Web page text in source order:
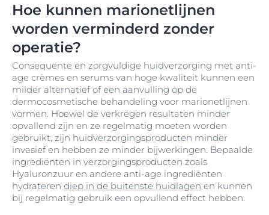
Hoe kunnen marionetlijnen
worden verminderd zonder
operatie?
Consequente en zorgvuldige huidverzorging met anti-
age crèmes en serums van hoge kwaliteit kunnen een
milder alternatief of een aanvulling op de
dermocosmetische behandeling voor marionetlijnen
vormen. Hoewel de verkregen resultaten minder
opvallend zijn en ze regelmatig moeten worden
gebruikt, zijn huidverzorgingsproducten minder
invasief en hebben ze minder bijwerkingen. Bepaalde
ingrediënten in verzorgingsproducten zoals
Hyaluronzuur en andere anti-age ingrediënten
hydrateren diep in de buitenste huidlagen en kunnen
bij regelmatig gebruik een opvullend effect hebben.